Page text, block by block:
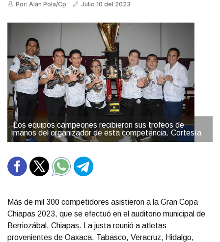
Por: Alan Pola/Cp Julio 10 del 2023
Los equipos campeones recibieron sus trofeos de
manos del organizador de esta competencia. Cortesía
Más de mil 300 competidores asistieron a la Gran Copa
Chiapas 2023, que se efectuó en el auditorio municipal de
Berriozábal, Chiapas. La justa reunió a atletas
provenientes de Oaxaca, Tabasco, Veracruz, Hidalgo,